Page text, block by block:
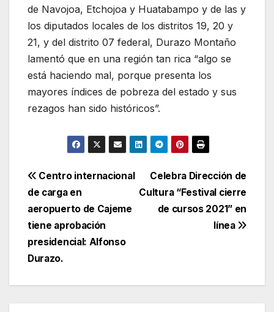
de Navojoa, Etchojoa y Huatabampo y de las y
los diputados locales de los distritos 19, 20 y
21, y del distrito 07 federal, Durazo Montaño
lamentó que en una región tan rica “algo se
está haciendo mal, porque presenta los
mayores índices de pobreza del estado y sus
rezagos han sido históricos”.
Navegación
de
entradas
Celebra Dirección de
Cultura “Festival cierre
de cursos 2021” en
línea
Centro internacional
de carga en
aeropuerto de Cajeme
tiene aprobación
presidencial: Alfonso
Durazo.